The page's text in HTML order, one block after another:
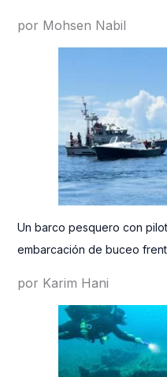
por Mohsen Nabil
Un barco pesquero con
embarcación de buceo
por Karim Hani